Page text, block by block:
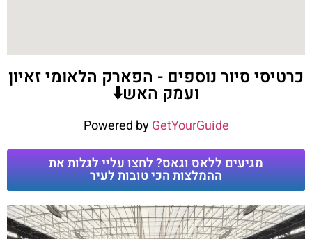
כרטיסי סיור נוספים - הפארק הלאומי זאיון
ועמק האש⬇️
Powered byGetYourGuide
מגיעים ללאס וגאס? לחצו עליי לגלות את
ההמלצות הכי טובות לעיר